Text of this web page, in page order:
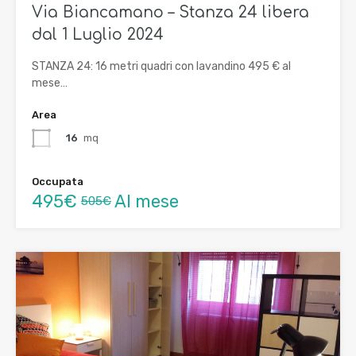
Via Biancamano – Stanza 24 libera
dal 1 Luglio 2024
STANZA 24: 16 metri quadri con lavandino 495 € al
mese…
Area
16 mq
Occupata
495€ 505€ Al mese